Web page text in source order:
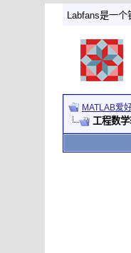
Labfans是一
MATLAB爱
工程数